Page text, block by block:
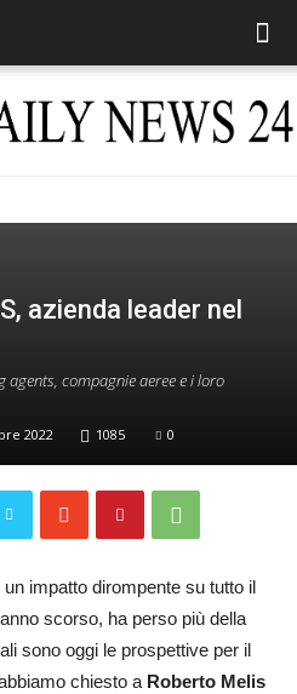
Italia
azienda leader nel
agents, compagnie aeree e i loro
2022 1085 0
impatto dirompente su tutto il
scorso, ha perso più della
sono oggi le prospettive per il
chiesto a Roberto Melis